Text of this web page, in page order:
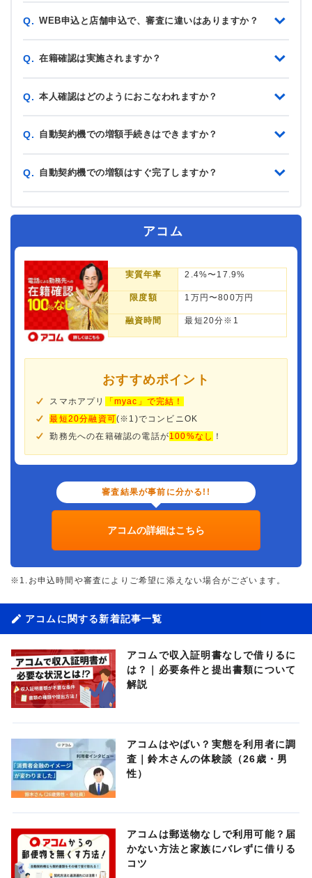
Q. WEB申込と店舗申込で、審査に違いはありますか？
Q. 在籍確認は実施されますか？
Q. 本人確認はどのようにおこなわれますか？
Q. 自動契約機での増額手続きはできますか？
Q. 自動契約機での増額はすぐ完了しますか？
アコム
実質年率 2.4%〜17.9%
限度額 1万円〜800万円
融資時間 最短20分※1
おすすめポイント
スマホアプリ
「myac」で完結！
最短20分融資可(※1)でコンビニOK
勤務先への在籍確認の電話が100%なし ！
審査結果が事前に分かる!!
アコムの詳細はこちら
※1.お申込時間や審査によりご希望に添えない場合がございます。
アコムに関する新着記事一覧
アコムで収入証明書なしで借りるに
は？｜必要条件と提出書類について
解説
アコムはやばい？実態を利用者に調
査｜鈴木さんの体験談（26歳・男
性）
アコムは郵送物なしで利用可能？届
かない方法と家族にバレずに借りる
コツ